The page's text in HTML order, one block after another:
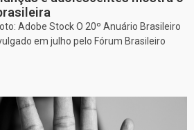
Adobe Stock O 20º Anuário Brasileiro
em julho pelo Fórum Brasileiro